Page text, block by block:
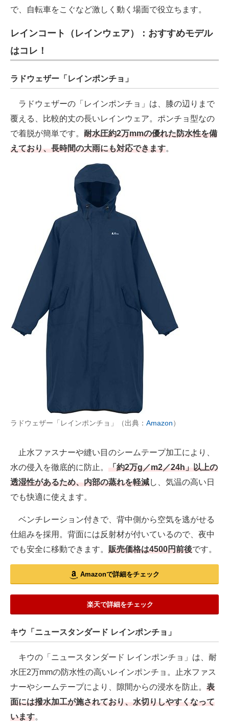
で、自転車をこぐなど激しく動く場面で役立ちます。
レインコート（レインウェア）：おすすめモデル
はコレ！
ラドウェザー「レインポンチョ」
ラドウェザーの「レインポンチョ」は、膝の辺りまで
覆える、比較的丈の長いレインウェア。ポンチョ型なの
で着脱が簡単です。 耐水圧約2万mmの優れた防水性を備
えており、長時間の大雨にも対応できます。
ラドウェザー「レインポンチョ」（出典： Amazon）
止水ファスナーや縫い目のシームテープ加工により、
水の侵入を徹底的に防止。 「約2万g／m2／24h」以上の
透湿性があるため、内部の蒸れを軽減し、気温の高い日
でも快適に使えます。
ベンチレーション付きで、背中側から空気を逃がせる
仕組みを採用。背面には反射材が付いているので、夜中
でも安全に移動できます。 販売価格は4500円前後です。
Amazonで詳細をチェック
楽天で詳細をチェック
キウ「ニュースタンダード レインポンチョ」
キウの「ニュースタンダード レインポンチョ」は、耐
水圧2万mmの防水性の高いレインポンチョ。止水ファス
ナーやシームテープにより、隙間からの浸水を防止。 表
面には撥水加工が施されており、水切りしやすくなって
います。